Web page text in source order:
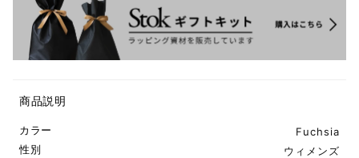
商品説明
カラー
Fuchsia
性別
ウィメンズ